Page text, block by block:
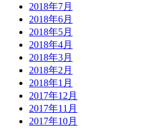
2018年7月
2018年6月
2018年5月
2018年4月
2018年3月
2018年2月
2018年1月
2017年12月
2017年11月
2017年10月